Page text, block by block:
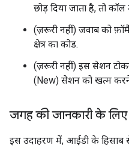
छोड़ दिया जाता है, तो
(ज़रूरी नहीं) जवाब को
क्षेत्र का कोड.
(ज़रूरी नहीं) इस सेशन
(New) सेशन को खत्म
जगह की जानकारी के लिए
इस उदाहरण में, आईडी के हिसाब